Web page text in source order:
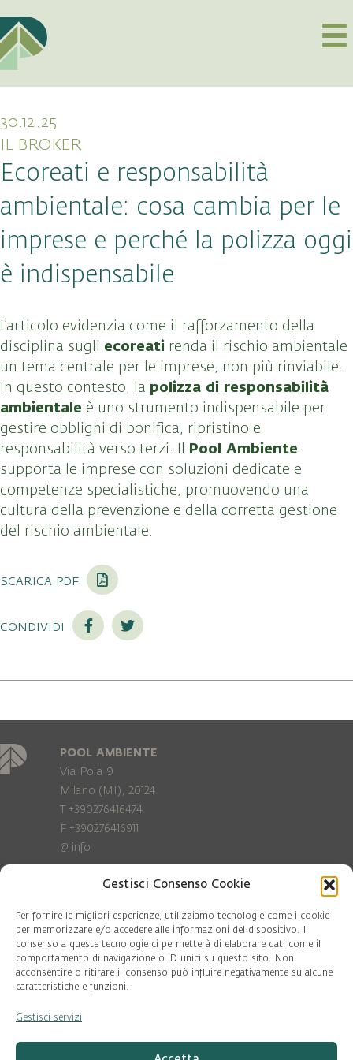
Gestisci Consenso Cookie
Per fornire le migliori esperienze, utilizziamo tecnologie come i cookie
per memorizzare e/o accedere alle informazioni del dispositivo. Il
consenso a queste tecnologie ci permetterà di elaborare dati come il
comportamento di navigazione o ID unici su questo sito. Non
acconsentire o ritirare il consenso può influire negativamente su alcune
caratteristiche e funzioni.
Gestisci servizi
30.12.25
IL BROKER
Ecoreati e responsabilità
ambientale: cosa cambia per le
imprese e perché la polizza oggi
è indispensabile
L’articolo evidenzia come il rafforzamento della
disciplina sugli ecoreati renda il rischio ambientale
un tema centrale per le imprese, non più rinviabile.
In questo contesto, la polizza di responsabilità
ambientale è uno strumento indispensabile per
gestire obblighi di bonifica, ripristino e
responsabilità verso terzi. Il Pool Ambiente
supporta le imprese con soluzioni dedicate e
competenze specialistiche, promuovendo una
cultura della prevenzione e della corretta gestione
del rischio ambientale.
scarica pdf
condividi
POOL AMBIENTE
Via Pola 9
Milano (MI), 20124
T +390276416474
F +390276416911
@ info
Privacy Policy
Cookie policy
COD. FISC. 97081560159
P.IVA 06375640965
© Pool Ambiente 2026
DESIGN & DEVELOPMENT by